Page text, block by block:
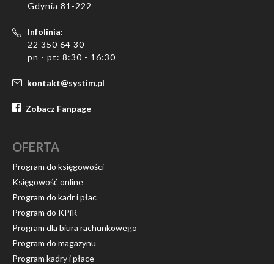
Gdynia 81-222
Infolinia:
22 350 64 30
pn - pt: 8:30 - 16:30
kontakt@systim.pl
Zobacz Fanpage
OFERTA
Program do księgowości
Księgowość online
Program do kadr i płac
Program do KPiR
Program dla biura rachunkowego
Program do magazynu
Program kadry i płace